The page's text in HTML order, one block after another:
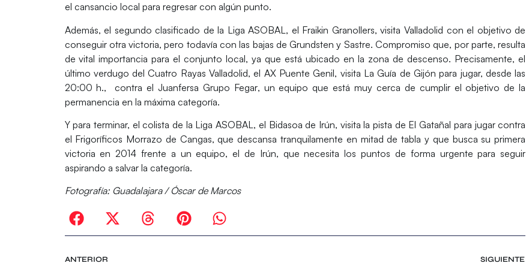
el cansancio local para regresar con algún punto.
Además, el segundo clasificado de la Liga ASOBAL, el Fraikin Granollers, visita Valladolid con el objetivo de
conseguir otra victoria, pero todavía con las bajas de Grundsten y Sastre. Compromiso que, por parte, resulta
de vital importancia para el conjunto local, ya que está ubicado en la zona de descenso. Precisamente, el
último verdugo delCuatro Rayas Valladolid, el AX Puente Genil, visita La Guía de Gijón para jugar, desde las
20:00 h., contra el Juanfersa Grupo Fegar, un equipo que está muy cerca de cumplir el objetivo de la
permanencia en la máxima categoría.
Y para terminar, el colista de la Liga ASOBAL, el Bidasoa de Irún, visita la pista de El Gatañal para jugar contra
el Frigoríficos Morrazo de Cangas, que descansa tranquilamente en mitad de tabla y que busca su primera
victoria en 2014 frente a un equipo, el de Irún, que necesita los puntos de forma urgente para seguir
aspirando a salvar la categoría.
Fotografía: Guadalajara / Óscar de Marcos
ANTERIOR SIGUIENTE